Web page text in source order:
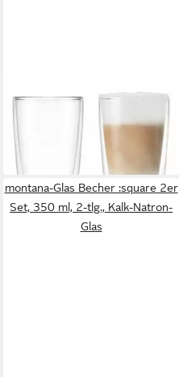
Becher :enjoy 2er Set 230 ml,
Glas
ab 21,99 €
lieferbar - in 3-4 Werktagen bei dir
montana-Glas Becher :square 2er
Set, 350 ml, 2-tlg., Kalk-Natron-
Glas